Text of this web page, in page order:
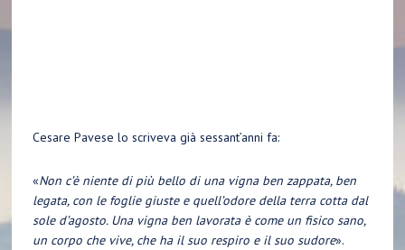
Cesare Pavese lo scriveva già sessant’anni fa:
«Non c’è niente di più bello di una vigna ben zappata, ben
legata, con le foglie giuste e quell’odore della terra cotta dal
sole d’agosto. Una vigna ben lavorata è come un fisico sano,
un corpo che vive, che ha il suo respiro e il suo sudore».